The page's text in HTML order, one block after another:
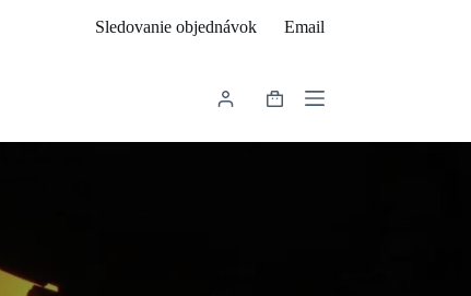
Sledovanie objednávok Email
Shopping